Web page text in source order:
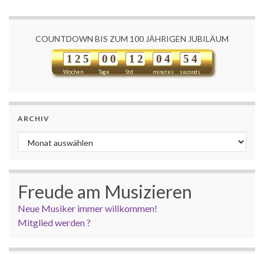
COUNTDOWN BIS ZUM 100 JÄHRIGEN JUBILÄUM
Wochen
1 2 5
Tage
0 0
Std.
1 2
minutes
0 4
seconds
5 4
ARCHIV
Archiv
Freude am Musizieren
Neue Musiker immer willkommen!
Mitglied werden ?